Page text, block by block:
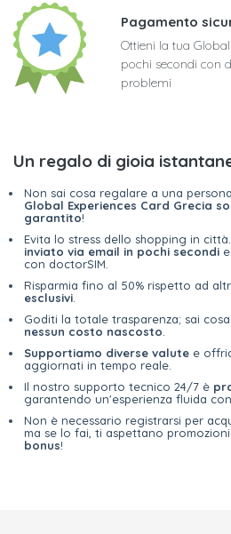
Pagamento
Ottieni la tua
pochi secondi con
problemi
Un regalo di gioia
Non sai cosa regalare a una
Global Experiences Card Grecia
garantito!
Evita lo stress dello shopping in città.
inviato via email in pochi secondi
con doctorSIM.
Risparmia fino al 50% rispetto ad
esclusivi
Goditi la totale trasparenza; sai
nessun costo nascosto
Supportiamo diverse valute e
aggiornati in tempo reale.
Il nostro supporto tecnico 24/7 è
garantendo un'esperienza fluida
Non è necessario registrarsi per
ma se lo fai, ti aspettano
bonus!